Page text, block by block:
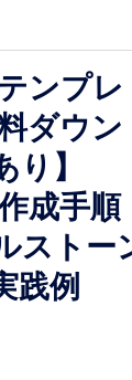
ンプレ
ダウン
り】
成手順
ストーン
践例